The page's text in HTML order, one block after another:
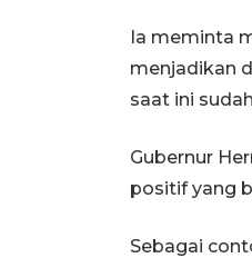
Ia meminta
menjadikan
saat ini
Gubernur
positif yang
Sebagai